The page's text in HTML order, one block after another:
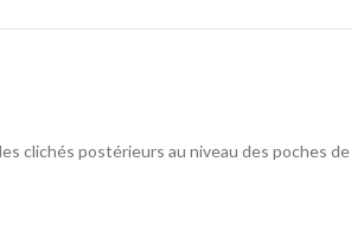
clichés postérieurs au niveau des poches de